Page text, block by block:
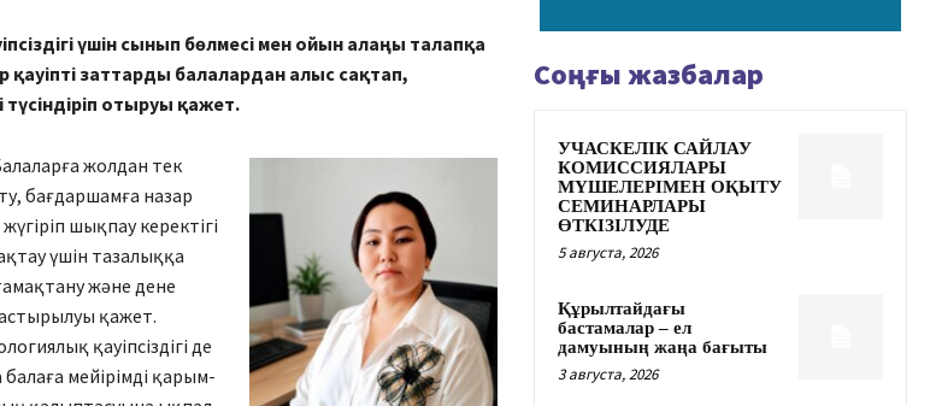
үшін сынып бөлмесі мен ойын алаңы талапқа
қауіпті заттарды балалардан алыс сақтап,
түсіндіріп отыруы қажет.
жолдан тек
бағдаршамға назар
шықпау керектігі
үшін тазалыққа
және дене
қажет.
қауіпсіздігі де
мейірімді қарым-
Соңғы жазбалар
УЧАСКЕЛІК САЙЛАУ
КОМИССИЯЛАРЫ
МҮШЕЛЕРІМЕН ОҚЫТУ
СЕМИНАРЛАРЫ
ӨТКІЗІЛУДЕ
5 августа, 2026
Құрылтайдағы
бастамалар – ел
дамуының жаңа бағыты
3 августа, 2026